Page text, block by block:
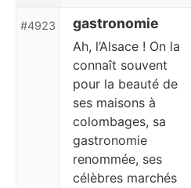
#4923 gastronomie
Ah, l’Alsace ! On la
connaît souvent
pour la beauté de
ses maisons à
colombages, sa
gastronomie
renommée, ses
célèbres marchés